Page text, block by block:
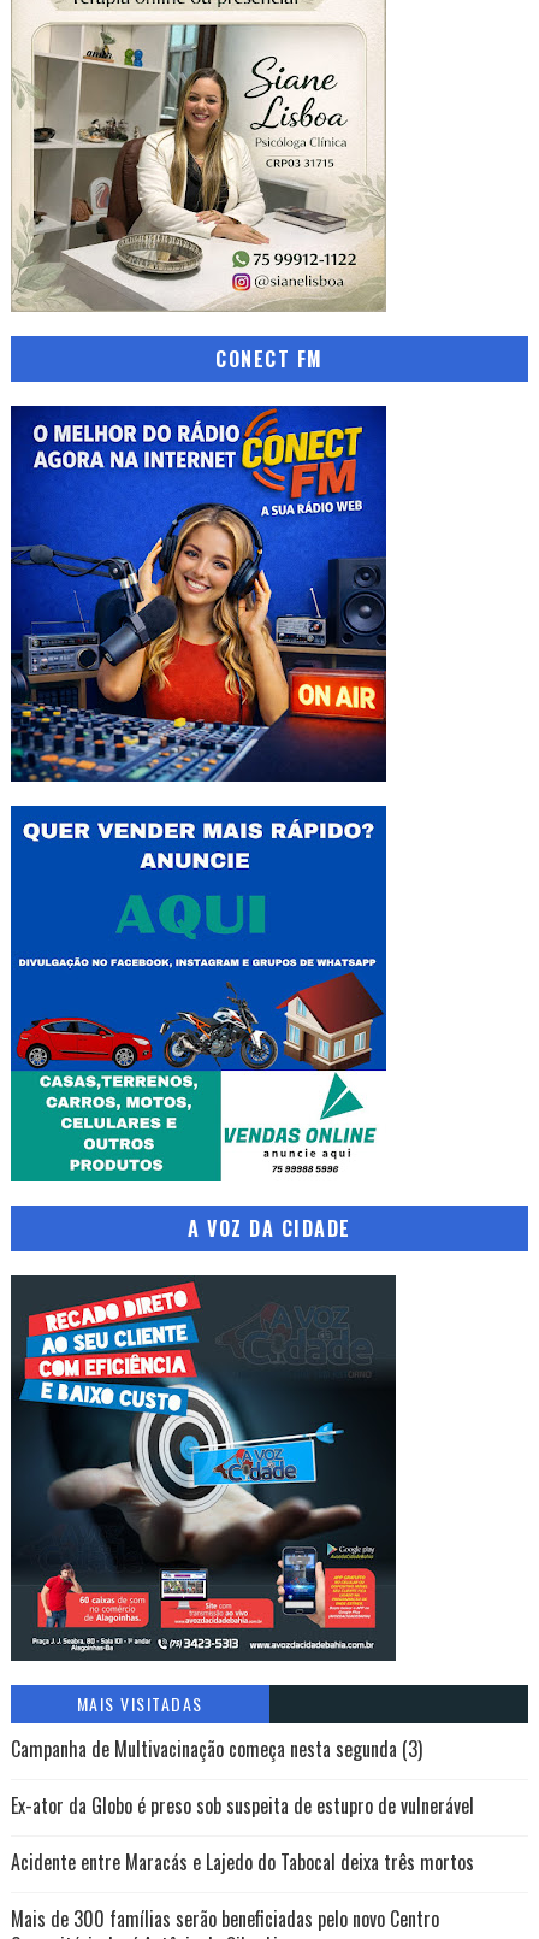
CONECT FM
A VOZ DA CIDADE
MAIS VISITADAS
Campanha de Multivacinação começa nesta segunda (3)
Ex-ator da Globo é preso sob suspeita de estupro de vulnerável
Acidente entre Maracás e Lajedo do Tabocal deixa três mortos
Mais de 300 famílias serão beneficiadas pelo novo Centro